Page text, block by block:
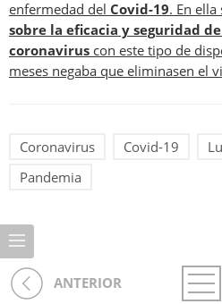
enfermedad del Covid-19. En ella
sobre la eficacia y seguridad
coronavirus con este tipo de
meses negaba que eliminasen el
Coronavirus Covid-19
Pandemia
ANTERIOR